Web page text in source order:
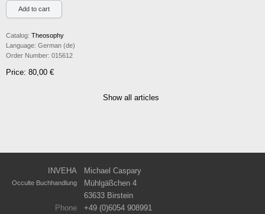
Catalog: Theosophy
Language: German (de)
Order Number: 015612
Price: 80,00 €
Show all articles
INVEHA Michael Caspary
Occulte Buchhandlung
Mühlgäßchen 4
63633 Birstein
Phone
+49 (0)6054 908991